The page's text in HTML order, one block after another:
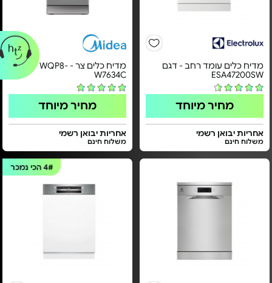
מדיח כלים עומד רחב - דגם
ESA47200SW
מחיר מיוחד
אחריות יבואן רשמי
משלוח חינם
מדיח כלים צר - WQP8-
W7634C
מחיר מיוחד
אחריות יבואן רשמי
משלוח חינם
4#הכי נמכר